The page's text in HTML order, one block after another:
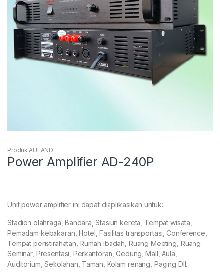
Produk AULAND
Power Amplifier AD-240P
Unit power amplifier ini dapat diaplikasikan untuk:
Stadion olahraga, Bandara, Stasiun kereta, Tempat wisata,
Pemadam kebakaran, Hotel, Fasilitas transportasi, Conference,
Tempat peristirahatan, Rumah ibadah, Ruang Meeting, Ruang
Seminar, Presentasi, Perkantoran, Gedung, Mall, Aula,
Auditorium, Sekolahan, Taman, Kolam renang, Paging Dll.